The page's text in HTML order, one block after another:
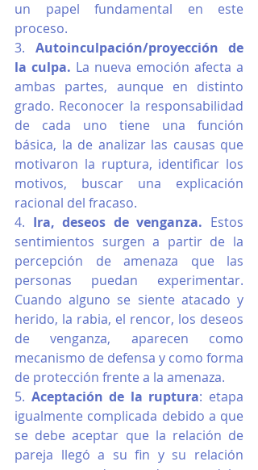
un papel fundamental en este
proceso.
3. Autoinculpación/proyección de
la culpa. La nueva emoción afecta a
ambas partes, aunque en distinto
grado. Reconocer la responsabilidad
de cada uno tiene una función
básica, la de analizar las causas que
motivaron la ruptura, identificar los
motivos, buscar una explicación
racional del fracaso.
4. Ira, deseos de venganza. Estos
sentimientos surgen a partir de la
percepción de amenaza que las
personas puedan experimentar.
Cuando alguno se siente atacado y
herido, la rabia, el rencor, los deseos
de venganza, aparecen como
mecanismo de defensa y como forma
de protección frente a la amenaza.
5. Aceptación de la ruptura: etapa
igualmente complicada debido a que
se debe aceptar que la relación de
pareja llegó a su fin y su relación